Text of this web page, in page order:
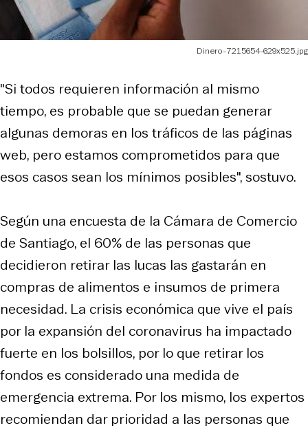
Dinero-7215654-629x525.jpg
"Si todos requieren información al mismo
tiempo, es probable que se puedan generar
algunas demoras en los tráficos de las páginas
web, pero estamos comprometidos para que
esos casos sean los mínimos posibles", sostuvo.
Según una encuesta de la Cámara de Comercio
de Santiago, el 60% de las personas que
decidieron retirar las lucas las gastarán en
compras de alimentos e insumos de primera
necesidad. La crisis económica que vive el país
por la expansión del coronavirus ha impactado
fuerte en los bolsillos, por lo que retirar los
fondos es considerado una medida de
emergencia extrema. Por los mismo, los expertos
recomiendan dar prioridad a las personas que